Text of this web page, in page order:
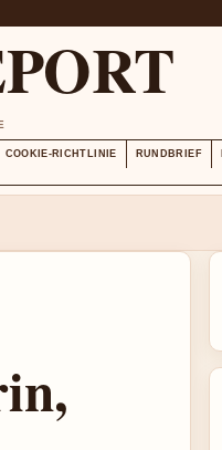
COOKIE-RICHTLINIE RUNDBRIEF